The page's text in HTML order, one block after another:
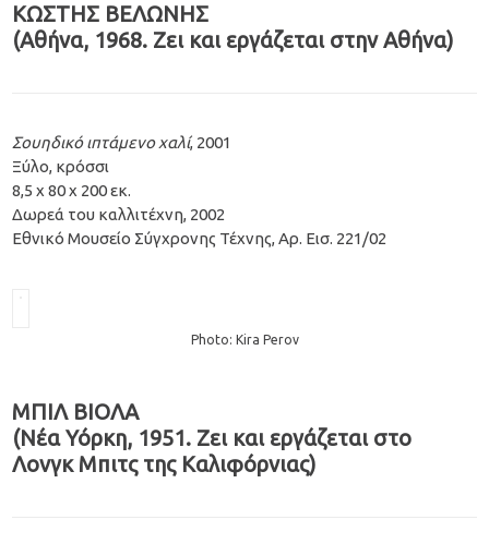
ΚΩΣΤΗΣ ΒΕΛΩΝΗΣ
(Αθήνα, 1968. Ζει και εργάζεται στην Αθήνα)
Σουηδικό ιπτάμενο χαλί, 2001
Ξύλο, κρόσσι
8,5 x 80 x 200 εκ.
Δωρεά του καλλιτέχνη, 2002
Εθνικό Μουσείο Σύγχρονης Τέχνης, Αρ. Εισ. 221/02
Photo: Kira Perov
ΜΠΙΛ ΒΙΟΛΑ
(Νέα Υόρκη, 1951. Ζει και εργάζεται στο
Λονγκ Μπιτς της Καλιφόρνιας)